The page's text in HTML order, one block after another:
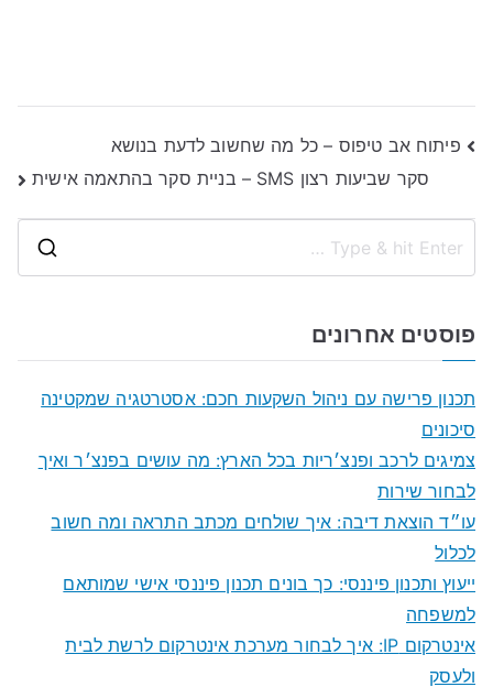
ניווט
פיתוח אב טיפוס – כל מה שחשוב לדעת בנושא
סקר שביעות רצון SMS – בניית סקר בהתאמה אישית
פוסטים אחרונים
תכנון פרישה עם ניהול השקעות חכם: אסטרטגיה שמקטינה
סיכונים
צמיגים לרכב ופנצ׳ריות בכל הארץ: מה עושים בפנצ׳ר ואיך
לבחור שירות
עו״ד הוצאת דיבה: איך שולחים מכתב התראה ומה חשוב
לכלול
ייעוץ ותכנון פיננסי: כך בונים תכנון פיננסי אישי שמותאם
למשפחה
אינטרקום IP: איך לבחור מערכת אינטרקום לרשת לבית
ולעסק